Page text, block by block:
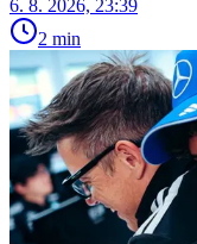
6. 8. 2026, 23:39
2 min